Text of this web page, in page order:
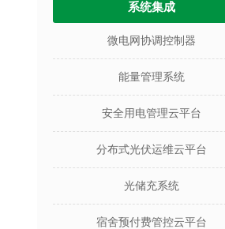
系统集成
微电网协调控制器
能量管理系统
安全用电管理云平台
分布式光伏运维云平台
光储充系统
宿舍预付费管控云平台